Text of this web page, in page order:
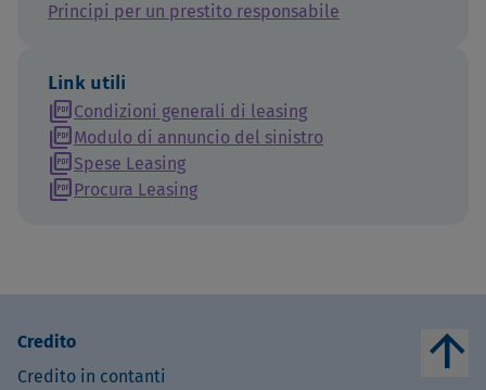
Principi per un prestito responsabile
Link utili
picture_as_pdfCondizioni generali di leasing
picture_as_pdfModulo di annuncio del sinistro
picture_as_pdfSpese Leasing
picture_as_pdfProcura Leasing
Credito
Credito in contanti
arrow_upward